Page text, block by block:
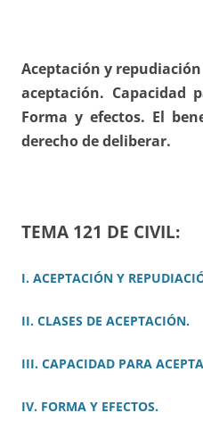
Aceptación y
aceptación. Capacidad
Forma y efectos. El
derecho de deliberar.
TEMA 121 DE CIVIL:
I. ACEPTACIÓN Y
II. CLASES DE ACEPTACIÓN.
III. CAPACIDAD PARA
IV. FORMA Y EFECTOS.